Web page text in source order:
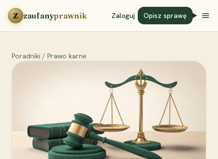
Przejdź do treści
Z zaufanyprawnik Zaloguj Opisz sprawę
Poradniki / Prawo karne